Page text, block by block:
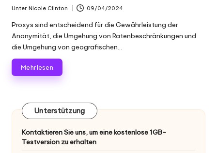
Geschrieben
von
Unter Nicole Clinton 09/04/2024
Proxys sind entscheidend für die Gewährleistung der
Anonymität, die Umgehung von Ratenbeschränkungen und
die Umgehung von geografischen...
Mehr lesen
Unterstützung
Kontaktieren Sie uns, um eine kostenlose 1GB-
Testversion zu erhalten